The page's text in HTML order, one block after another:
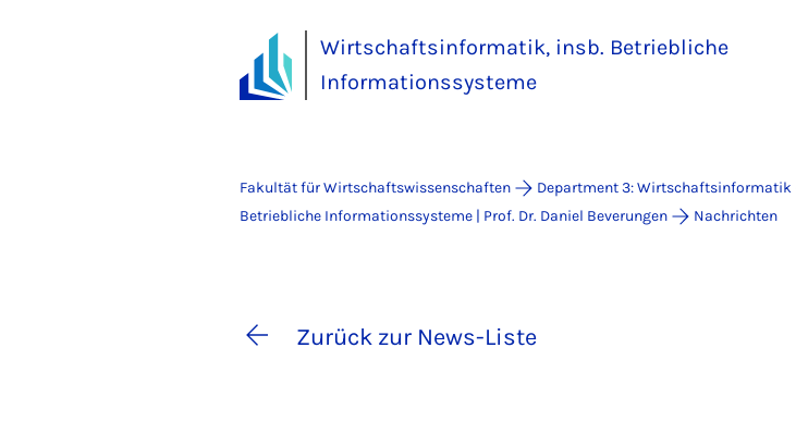
Wirtschaftsinformatik, insb. Betriebliche
Informationssysteme
Fakultät für Wirtschaftswissenschaften
Department 3: Wirtschaftsinformatik
Betriebliche Informationssysteme | Prof. Dr. Daniel Beverungen
Nachrichten
Zurück zur News-Liste